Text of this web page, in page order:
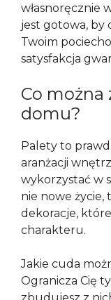
własnoręcznie
jest gotowa, by
Twoim
satysfakcja
Co można
domu?
Palety to
aranżacji
wykorzystać w
nie nowe
dekoracje,
charakteru.
Jakie cuda
Ogranicza Cię